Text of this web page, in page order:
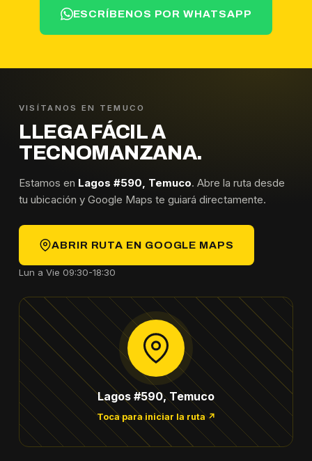
ESCRÍBENOS POR WHATSAPP
VISÍTANOS EN TEMUCO
LLEGA FÁCIL A
TECNOMANZANA.
Estamos en Lagos #590, Temuco. Abre la ruta desde
tu ubicación y Google Maps te guiará directamente.
ABRIR RUTA EN GOOGLE MAPS
Lun a Vie 09:30-18:30
Lagos #590, Temuco
Toca para iniciar la ruta ↗